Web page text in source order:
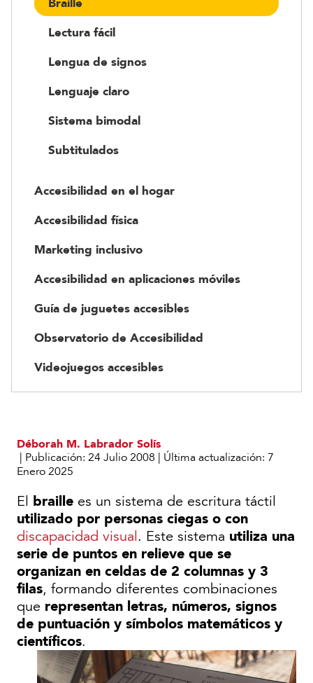
Lectura fácil
Lengua de signos
Lenguaje claro
Sistema bimodal
Subtitulados
Accesibilidad en el hogar
Accesibilidad física
Marketing inclusivo
Accesibilidad en aplicaciones móviles
Guía de juguetes accesibles
Observatorio de Accesibilidad
Videojuegos accesibles
Déborah M. Labrador Solís
| Publicación: 24 Julio 2008 | Última actualización: 7
Enero 2025
El braille es un sistema de escritura táctil
utilizado por personas ciegas o con
discapacidad visual . Este sistema utiliza una
serie de puntos en relieve que se
organizan en celdas de 2 columnas y 3
filas, formando diferentes combinaciones
que representan letras, números, signos
de puntuación y símbolos matemáticos y
científicos.